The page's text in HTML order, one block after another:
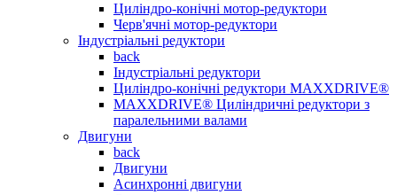
Циліндро-конічні мотор-редуктори
Черв'ячні мотор-редуктори
Індустріальні редуктори
back
Індустріальні редуктори
Циліндро-конічні редуктори MAXXDRIVE®
MAXXDRIVE® Циліндричні редуктори з
паралельними валами
Двигуни
back
Двигуни
Асинхронні двигуни